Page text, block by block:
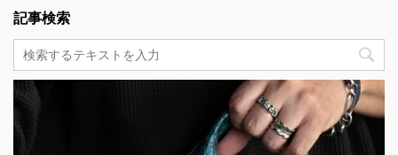
記事検索